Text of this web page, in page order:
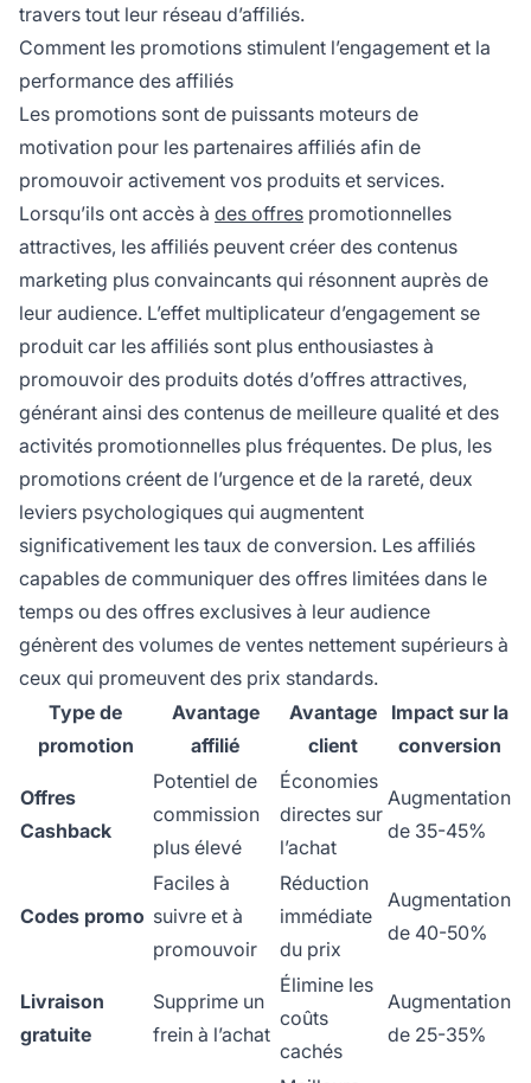
travers tout leur réseau d’affiliés.
Comment les promotions stimulent l’engagement et la
performance des affiliés
Les promotions sont de puissants moteurs de
motivation pour les partenaires affiliés afin de
promouvoir activement vos produits et services.
Lorsqu’ils ont accès à des offres promotionnelles
attractives, les affiliés peuvent créer des contenus
marketing plus convaincants qui résonnent auprès de
leur audience. L’effet multiplicateur d’engagement se
produit car les affiliés sont plus enthousiastes à
promouvoir des produits dotés d’offres attractives,
générant ainsi des contenus de meilleure qualité et des
activités promotionnelles plus fréquentes. De plus, les
promotions créent de l’urgence et de la rareté, deux
leviers psychologiques qui augmentent
significativement les taux de conversion. Les affiliés
capables de communiquer des offres limitées dans le
temps ou des offres exclusives à leur audience
génèrent des volumes de ventes nettement supérieurs à
ceux qui promeuvent des prix standards.
Type de
promotion
Avantage
affilié
Avantage
client
Impact sur la
conversion
Offres
Cashback
Potentiel de
commission
plus élevé
Économies
directes sur
l’achat
Augmentation
de 35-45%
Codes promo
Faciles à
suivre et à
promouvoir
Réduction
immédiate
du prix
Augmentation
de 40-50%
Livraison
gratuite
Supprime un
frein à l’achat
Élimine les
coûts
cachés
Augmentation
de 25-35%